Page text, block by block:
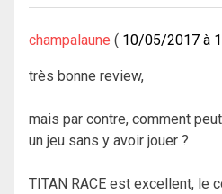
champalaune 10/05/2017 à
très bonne review,
mais par contre, comment
un jeu sans y avoir jouer ?
TITAN RACE est excellent, le